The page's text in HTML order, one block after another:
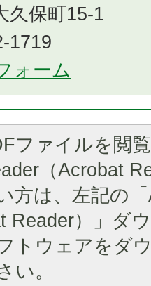
久保町15-1
1719
ォーム
ファイルを閲
（Acrobat
方は、左記の
Reader）」ダ
トウェアをダ
い。